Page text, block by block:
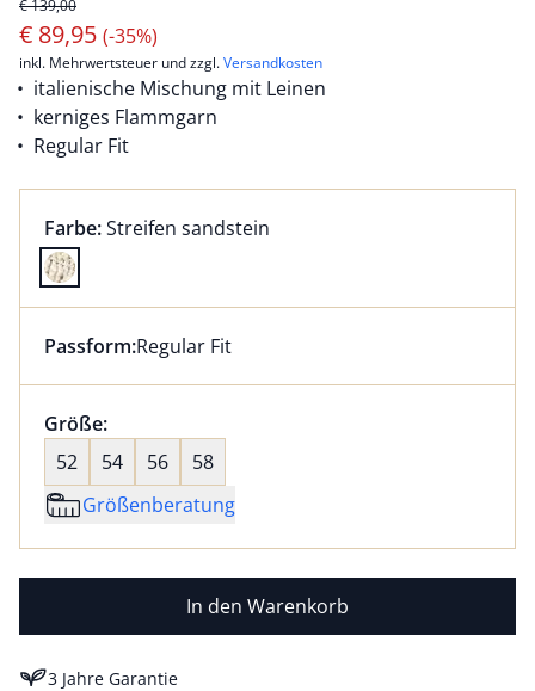
€ 139,00
€ 89,95 (-35%)
inkl. Mehrwertsteuer und zzgl.Versandkosten
italienische Mischung mit Leinen
kerniges Flammgarn
Regular Fit
Farbauswahl:
Farbe:aktuell ausgewählt:
Streifen sandstein
Farbe Streifen sandstein ausgewählt
Dieser Artikel hat die Passform Regular Fit. für
Passform:Regular Fit
Größenauswahl:
Größe:nichts ausgewählt
52
54 56
58
Größenberatung
In den Warenkorb
3 Jahre Garantie